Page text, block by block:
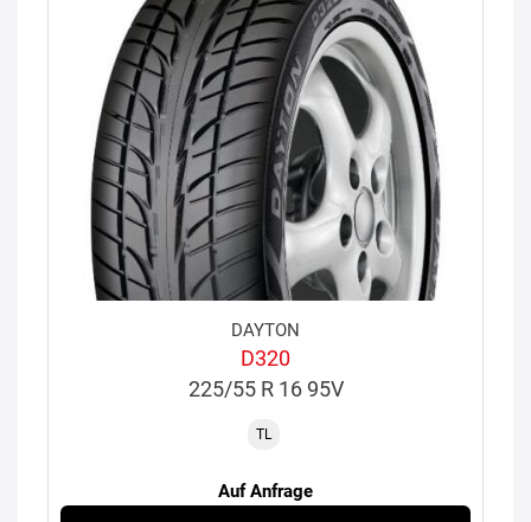
DAYTON
D320
225/55 R 16 95V
TL
Auf Anfrage